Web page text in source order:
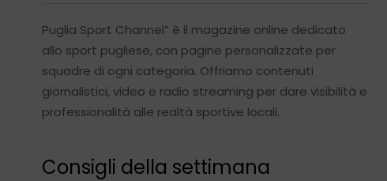
Puglia Sport Channel” è il magazine online dedicato
allo sport pugliese, con pagine personalizzate per
squadre di ogni categoria. Offriamo contenuti
giornalistici, video e radio streaming per dare visibilità e
professionalità alle realtà sportive locali.
Consigli della settimana